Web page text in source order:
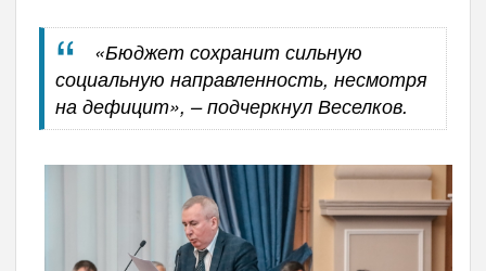
«Бюджет сохранит сильную
социальную направленность, несмотря
на дефицит», – подчеркнул Веселков.